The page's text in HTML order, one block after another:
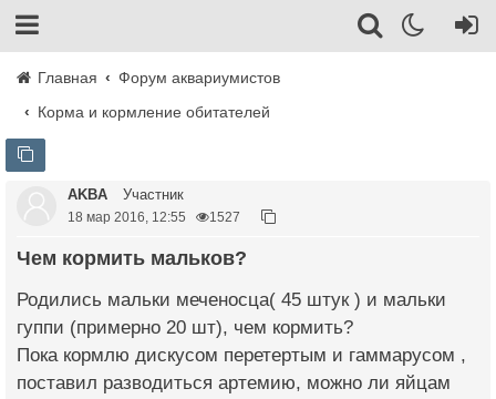
Главная
Форум аквариумистов
Корма и кормление обитателей
AKBA Участник
18 мар 2016, 12:55 1527
Чем кормить мальков?
Родились мальки меченосца( 45 штук ) и мальки
гуппи (примерно 20 шт), чем кормить?
Пока кормлю дискусом перетертым и гаммарусом ,
поставил разводиться артемию, можно ли яйцам